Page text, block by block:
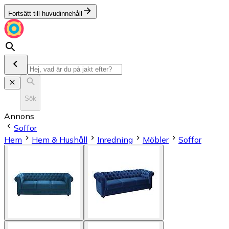
Fortsätt till huvudinnehåll
Sök
Annons
Soffor
Hem
Hem & Hushåll Inredning Möbler Soffor